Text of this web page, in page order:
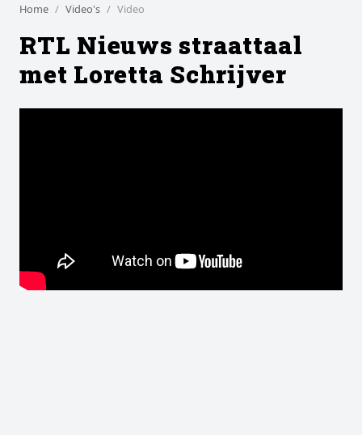
Home Video's Video
RTL Nieuws straattaal
met Loretta Schrijver